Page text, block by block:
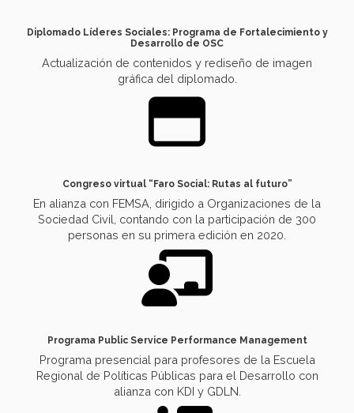
Diplomado Líderes Sociales: Programa de Fortalecimiento y
Desarrollo de OSC
Actualización de contenidos y rediseño de imagen
gráfica del diplomado.
Congreso virtual “Faro Social: Rutas al futuro”
En alianza con FEMSA, dirigido a Organizaciones de la
Sociedad Civil, contando con la participación de 300
personas en su primera edición en 2020.
Programa Public Service Performance Management
Programa presencial para profesores de la Escuela
Regional de Políticas Públicas para el Desarrollo con
alianza con KDI y GDLN.